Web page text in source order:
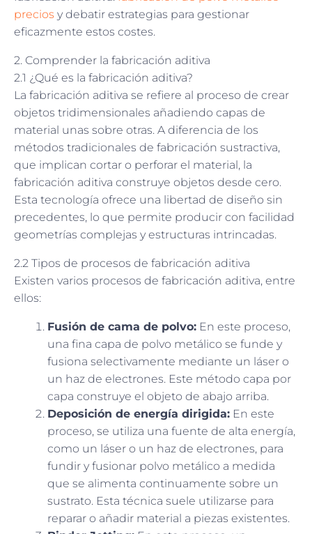
precios y debatir estrategias para gestionar
eficazmente estos costes.
2. Comprender la fabricación aditiva
2.1 ¿Qué es la fabricación aditiva?
La fabricación aditiva se refiere al proceso de crear
objetos tridimensionales añadiendo capas de
material unas sobre otras. A diferencia de los
métodos tradicionales de fabricación sustractiva,
que implican cortar o perforar el material, la
fabricación aditiva construye objetos desde cero.
Esta tecnología ofrece una libertad de diseño sin
precedentes, lo que permite producir con facilidad
geometrías complejas y estructuras intrincadas.
2.2 Tipos de procesos de fabricación aditiva
Existen varios procesos de fabricación aditiva, entre
ellos:
Fusión de cama de polvo: En este proceso,
una fina capa de polvo metálico se funde y
fusiona selectivamente mediante un láser o
un haz de electrones. Este método capa por
capa construye el objeto de abajo arriba.
Deposición de energía dirigida: En este
proceso, se utiliza una fuente de alta energía,
como un láser o un haz de electrones, para
fundir y fusionar polvo metálico a medida
que se alimenta continuamente sobre un
sustrato. Esta técnica suele utilizarse para
reparar o añadir material a piezas existentes.